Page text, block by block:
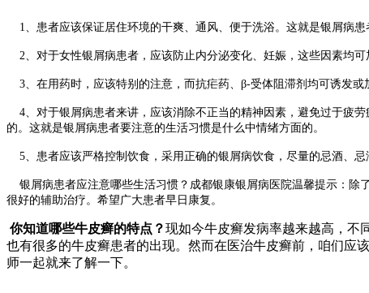
1、患者应该保证居住环境的干爽、通风、便于洗浴。这就是银屑病患
2、对于女性银屑病患者，应该防止内分泌变化、妊娠，这些因素均
3、在用药时，应该特别的注意，而抗疟药、β-受体阻滞剂均可诱发或
4、对于银屑病患者来讲，应该消除不正当的精神因素，避免过于疲
的。这就是银屑病患者要注意的生活习惯是什么中情绪方面的。
5、患者应该严格控制饮食，采用正确的银屑病饮食，尽量的忌酒、
银屑病患者应注意哪些生活习惯？成都银康银屑病医院温馨提示：除
很好的辅助治疗。希望广大患者早日康复。
你知道哪些牛皮癣的特点？现如今牛皮癣发病率越来越高，不
也有很多的牛皮癣患者的出现。然而在医治牛皮癣前，咱们应
师一起就来了解一下。